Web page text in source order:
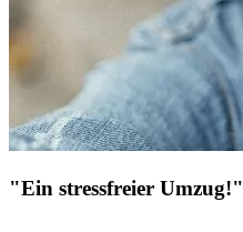
"Ein stressfreier Umzug!"